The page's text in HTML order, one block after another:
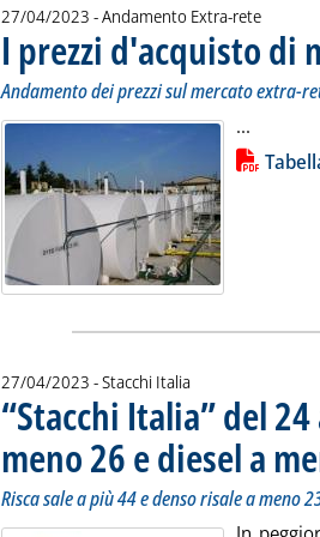
27/04/2023 - Andamento Extra-rete
I prezzi d'acquisto di
Andamento dei prezzi sul mercato extra-
... Leggi
Lista allegati PDF alla
27/04/2023 - Stacchi Italia
“Stacchi Italia” del
meno 26 e diesel a
Risca sale a più 44 e denso risale a meno